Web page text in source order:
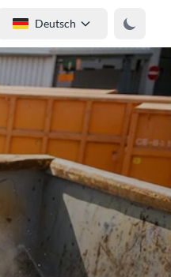
Deutsch